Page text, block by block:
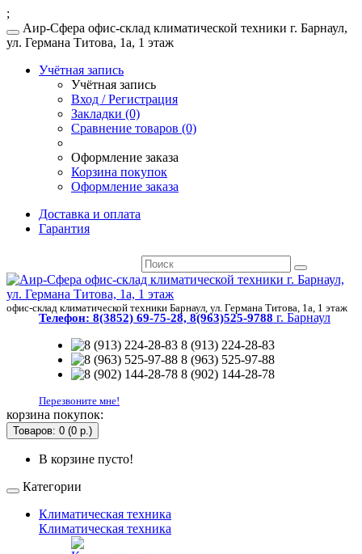
;
Аир-Сфера офис-склад климатической техники г. Барнаул,
ул. Германа Титова, 1а, 1 этаж
Учётная запись
Учётная запись
Вход / Регистрация
Закладки (0)
Сравнение товаров (0)
Оформление заказа
Корзина покупок
Оформление заказа
Доставка и оплата
Гарантия
офис-склад климатической техники Барнаул, ул. Германа Титова, 1а, 1 этаж
Телефон: 8(3852) 69-75-28, 8(963)525-9788 г. Барнаул
8 (913) 224-28-83
8 (963) 525-97-88
8 (902) 144-28-78
Перезвоните мне!
корзина покупок:
Товаров: 0 (0 р.)
В корзине пусто!
Категории
Климатическая техника
Климатическая техника